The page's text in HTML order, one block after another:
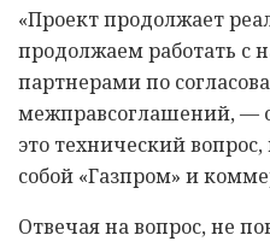
«Проект продолжает
продолжаем работать
партнерами по
межправсоглашений, —
это технический
собой «Газпром» и
Отвечая на вопрос, не